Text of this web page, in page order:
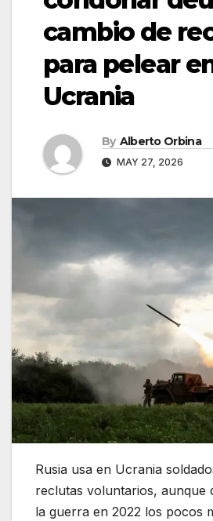
cambio de
para pelear
Ucrania
By Alberto Orbina
MAY 27, 2026
Rusia usa en Ucrania
reclutas voluntarios, aunque
la guerra en 2022 los pocos